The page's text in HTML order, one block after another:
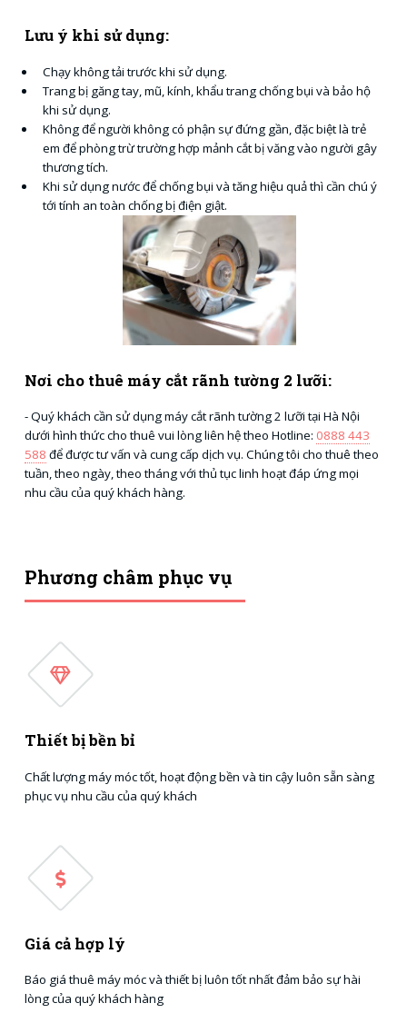
Lưu ý khi sử dụng:
Chạy không tải trước khi sử dụng.
Trang bị găng tay, mũ, kính, khẩu trang chống bụi và bảo hộ
khi sử dụng.
Không để người không có phận sự đứng gần, đặc biệt là trẻ
em để phòng trừ trường hợp mảnh cắt bị văng vào người gây
thương tích.
Khi sử dụng nước để chống bụi và tăng hiệu quả thì cần chú ý
tới tính an toàn chống bị điện giật.
Nơi cho thuê máy cắt rãnh tường 2 lưỡi:
- Quý khách cần sử dụng máy cắt rãnh tường 2 lưỡi tại Hà Nội
dưới hình thức cho thuê vui lòng liên hệ theo Hotline: 0888 443
588 để được tư vấn và cung cấp dịch vụ. Chúng tôi cho thuê theo
tuần, theo ngày, theo tháng với thủ tục linh hoạt đáp ứng mọi
nhu cầu của quý khách hàng.
Phương châm phục vụ
Thiết bị bền bỉ
Chất lượng máy móc tốt, hoạt động bền và tin cậy luôn sẵn sàng
phục vụ nhu cầu của quý khách
Giá cả hợp lý
Báo giá thuê máy móc và thiết bị luôn tốt nhất đảm bảo sự hài
lòng của quý khách hàng